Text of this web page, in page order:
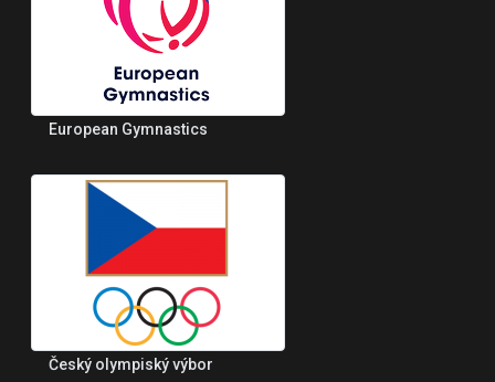
European Gymnastics
Český olympiský výbor